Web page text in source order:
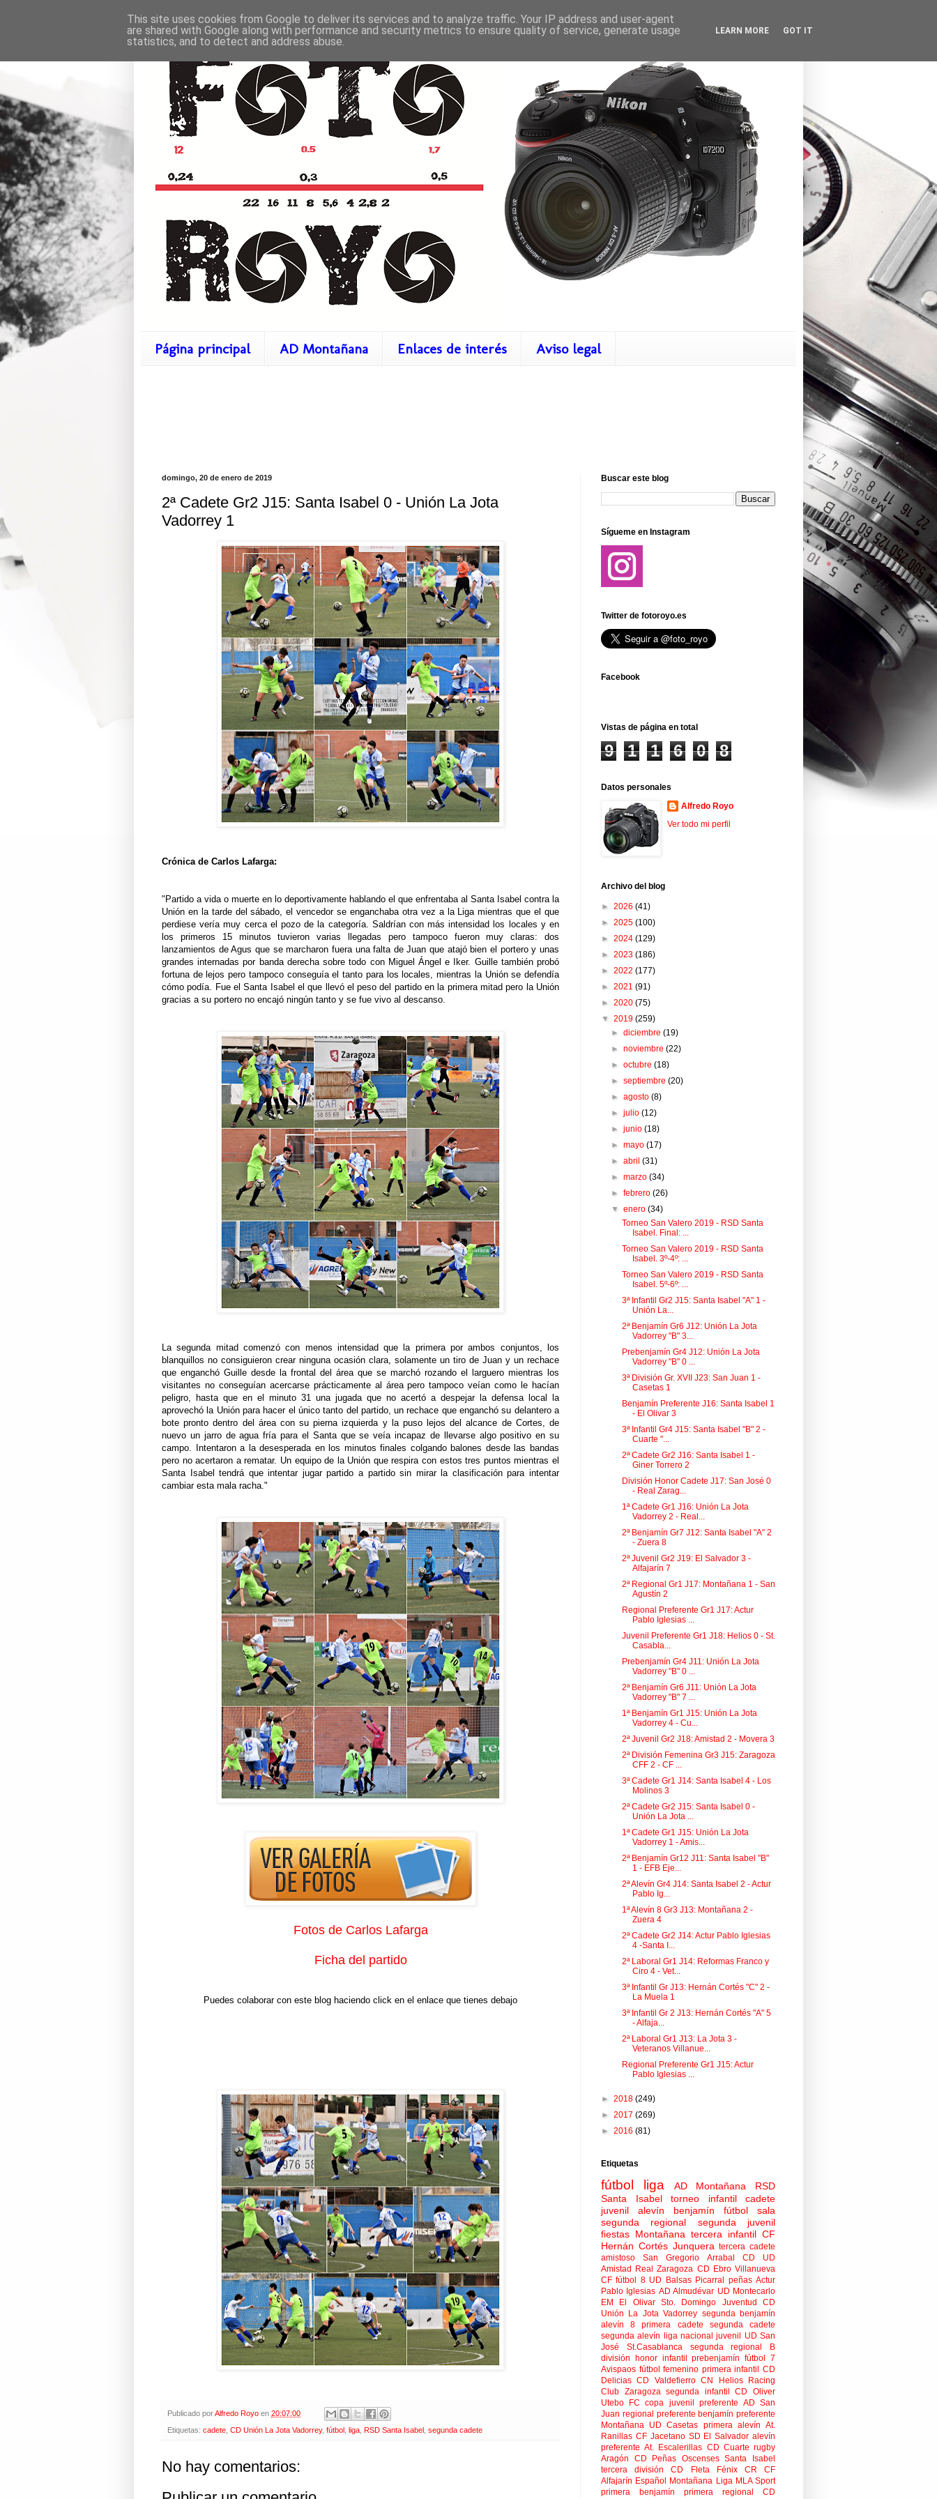
Página principal AD Montañana Enlaces de interés Aviso legal
domingo, 20 de enero de 2019
2ª Cadete Gr2 J15: Santa Isabel 0 - Unión La Jota
Vadorrey 1
Crónica de Carlos Lafarga:
"Partido a vida o muerte en lo deportivamente hablando el que enfrentaba al Santa Isabel contra la
Unión en la tarde del sábado, el vencedor se enganchaba otra vez a la Liga mientras que el que
perdiese vería muy cerca el pozo de la categoría. Saldrían con más intensidad los locales y en
los primeros 15 minutos tuvieron varias llegadas pero tampoco fueron muy claras: dos
lanzamientos de Agus que se marcharon fuera una falta de Juan que atajó bien el portero y unas
grandes internadas por banda derecha sobre todo con Miguel Ángel e Iker. Guille también probó
fortuna de lejos pero tampoco conseguía el tanto para los locales, mientras la Unión se defendía
cómo podía. Fue el Santa Isabel el que llevó el peso del partido en la primera mitad pero la Unión
gracias a su portero no encajó ningún tanto y se fue vivo al descanso.
La segunda mitad comenzó con menos intensidad que la primera por ambos conjuntos, los
blanquillos no consiguieron crear ninguna ocasión clara, solamente un tiro de Juan y un rechace
que enganchó Guille desde la frontal del área que se marchó rozando el larguero mientras los
visitantes no conseguían acercarse prácticamente al área pero tampoco veían como le hacían
peligro, hasta que en el minuto 31 una jugada que no acertó a despejar la defensa local la
aprovechó la Unión para hacer el único tanto del partido, un rechace que enganchó su delantero a
bote pronto dentro del área con su pierna izquierda y la puso lejos del alcance de Cortes, de
nuevo un jarro de agua fría para el Santa que se veía incapaz de llevarse algo positivo en su
campo. Intentaron a la desesperada en los minutos finales colgando balones desde las bandas
pero no acertaron a rematar. Un equipo de la Unión que respira con estos tres puntos mientras el
Santa Isabel tendrá que intentar jugar partido a partido sin mirar la clasificación para intentar
cambiar esta mala racha."
Fotos de Carlos Lafarga
Ficha del partido
Puedes colaborar con este blog haciendo click en el enlace que tienes debajo
Publicado porAlfredo Royo en 20:07:00
Etiquetas: cadete CD Unión La Jota Vadorrey, fútbol liga RSD Santa Isabel segunda cadete
No hay comentarios:
Buscar este blog
Sígueme en Instagram
Twitter de fotoroyo.es
Facebook
Vistas de página en total
9 1 1 6 0 8
Datos personales
Alfredo Royo
Ver todo mi perfil
Archivo del blog
► 2026 (41)
► 2025 (100)
► 2024 (129)
► 2023 (186)
► 2022 (177)
► 2021 (91)
► 2020 (75)
▼ 2019 (259)
►diciembre(19)
►noviembre(22)
►octubre(18)
►septiembre(20)
►agosto(8)
►julio(12)
►junio(18)
►mayo(17)
►abril(31)
►marzo(34)
►febrero(26)
▼enero(34)
Torneo San Valero 2019 - RSD Santa
Isabel. Final: ...
Torneo San Valero 2019 - RSD Santa
Isabel. 3º-4º: ...
Torneo San Valero 2019 - RSD Santa
Isabel. 5º-6º: ...
3ª Infantil Gr2 J15: Santa Isabel "A" 1 -
Unión La...
2ª Benjamín Gr6 J12: Unión La Jota
Vadorrey "B" 3...
Prebenjamín Gr4 J12: Unión La Jota
Vadorrey "B" 0 ...
3ª División Gr. XVII J23: San Juan 1 -
Casetas 1
Benjamín Preferente J16: Santa Isabel 1
- El Olivar 3
3ª Infantil Gr4 J15: Santa Isabel "B" 2 -
Cuarte "...
2ª Cadete Gr2 J16: Santa Isabel 1 -
Giner Torrero 2
División Honor Cadete J17: San José 0
- Real Zarag...
1ª Cadete Gr1 J16: Unión La Jota
Vadorrey 2 - Real...
2ª Benjamín Gr7 J12: Santa Isabel "A" 2
- Zuera 8
2ª Juvenil Gr2 J19: El Salvador 3 -
Alfajarín 7
2ª Regional Gr1 J17: Montañana 1 - San
Agustín 2
Regional Preferente Gr1 J17: Actur
Pablo Iglesias ...
Juvenil Preferente Gr1 J18: Helios 0 - St.
Casabla...
Prebenjamín Gr4 J11: Unión La Jota
Vadorrey "B" 0 ...
2ª Benjamín Gr6 J11: Unión La Jota
Vadorrey "B" 7 ...
1ª Benjamín Gr1 J15: Unión La Jota
Vadorrey 4 - Cu...
2ª Juvenil Gr2 J18: Amistad 2 - Movera 3
2ª División Femenina Gr3 J15: Zaragoza
CFF 2 - CF ...
3ª Cadete Gr1 J14: Santa Isabel 4 - Los
Molinos 3
2ª Cadete Gr2 J15: Santa Isabel 0 -
Unión La Jota ...
1ª Cadete Gr1 J15: Unión La Jota
Vadorrey 1 - Amis...
2ª Benjamín Gr12 J11: Santa Isabel "B"
1 - EFB Eje...
2ª Alevín Gr4 J14: Santa Isabel 2 - Actur
Pablo Ig...
1ª Alevín 8 Gr3 J13: Montañana 2 -
Zuera 4
2ª Cadete Gr2 J14: Actur Pablo Iglesias
4 -Santa I...
2ª Laboral Gr1 J14: Reformas Franco y
Ciro 4 - Vet...
3ª Infantil Gr J13: Hernán Cortés "C" 2 -
La Muela 1
3ª Infantil Gr 2 J13: Hernán Cortés "A" 5
- Alfaja...
2ª Laboral Gr1 J13: La Jota 3 -
Veteranos Villanue...
Regional Preferente Gr1 J15: Actur
Pablo Iglesias ...
► 2018 (249)
► 2017 (269)
► 2016 (81)
Etiquetas
fútbol liga AD Montañana
RSD
Santa Isabel
torneo infantil
cadete
juvenil
alevín benjamín
fútbol sala
segunda regional
segunda juvenil
fiestas Montañana tercera infantil CF
Hernán Cortés Junquera tercera cadete
amistoso
San Gregorio Arrabal CD
UD
Amistad
Real Zaragoza CD Ebro Villanueva
CF fútbol 8 UD Balsas Picarral peñas Actur
Pablo Iglesias AD Almudévar UD Montecarlo
EM El Olivar Sto. Domingo Juventud
CD
Unión La Jota Vadorrey segunda benjamín
alevín 8
primera cadete
segunda cadete
segunda alevín
liga nacional juvenil
UD San
José
St.Casablanca
segunda regional B
división honor infantil
prebenjamín fútbol 7
Avispaos fútbol femenino primera infantil
CD
Delicias CD Valdefierro CN Helios
Racing
Club Zaragoza segunda infantil
CD Oliver
Utebo FC copa juvenil preferente AD San
Juan regional preferente benjamín preferente
Montañana UD Casetas primera alevín At.
Ranillas CF Jacetano SD El Salvador alevín
preferente At. Escalerillas CD Cuarte rugby
Aragón
CD Peñas Oscenses Santa Isabel
tercera división
CD Fleta Fénix CR
CF
Alfajarín Español Montañana Liga MLA Sport
primera benjamín
primera regional
CD
This site uses cookies from Google to deliver its services and to analyze traffic. Your IP address and user-agent
are shared with Google along with performance and security metrics to ensure quality of service, generate usage
statistics, and to detect and address abuse.
LEARN MORE GOT IT